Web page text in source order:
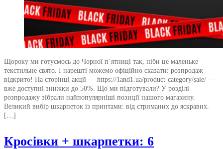
Щороку ми готуємось до Чорної п’ятниці так, ніби це маленьке
текстильне свято. І нарешті можемо офіційно сказати: розпродаж
відкрито! На сторінці акції — https://1and1.ua/product-category/sale/ —
вже доступні знижки до 50%. Що ми підготували? У розділі
розпродажу зібрали найпопулярніші позиції нашого магазину.
Великий вибір шкарпеток із принтами: від стриманих до яскравих.
[…]
Кросівки + шкарпетки: 6